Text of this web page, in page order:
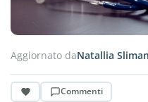
Aggiornato daNatallia
Commenti